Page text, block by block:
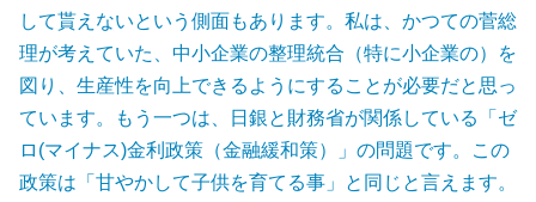
して貰えないという側面もあります。私は、かつての菅総
理が考えていた、中小企業の整理統合（特に小企業の）を
図り、生産性を向上できるようにすることが必要だと思っ
ています。もう一つは、日銀と財務省が関係している「ゼ
ロ(マイナス)金利政策（金融緩和策）」の問題です。この
政策は「甘やかして子供を育てる事」と同じと言えます。